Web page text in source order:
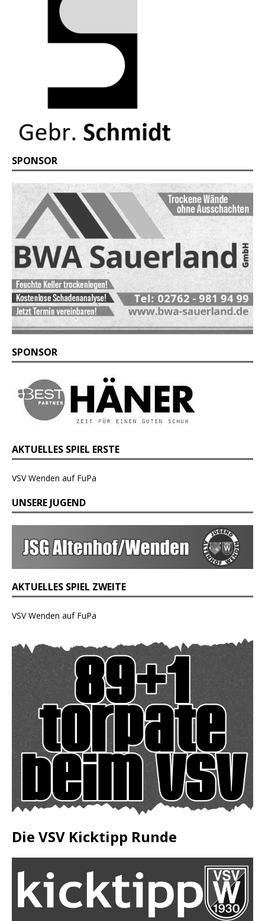
SPONSOR
SPONSOR
AKTUELLES SPIEL ERSTE
VSV Wenden auf FuPa
UNSERE JUGEND
AKTUELLES SPIEL ZWEITE
VSV Wenden auf FuPa
Die VSV Kicktipp Runde